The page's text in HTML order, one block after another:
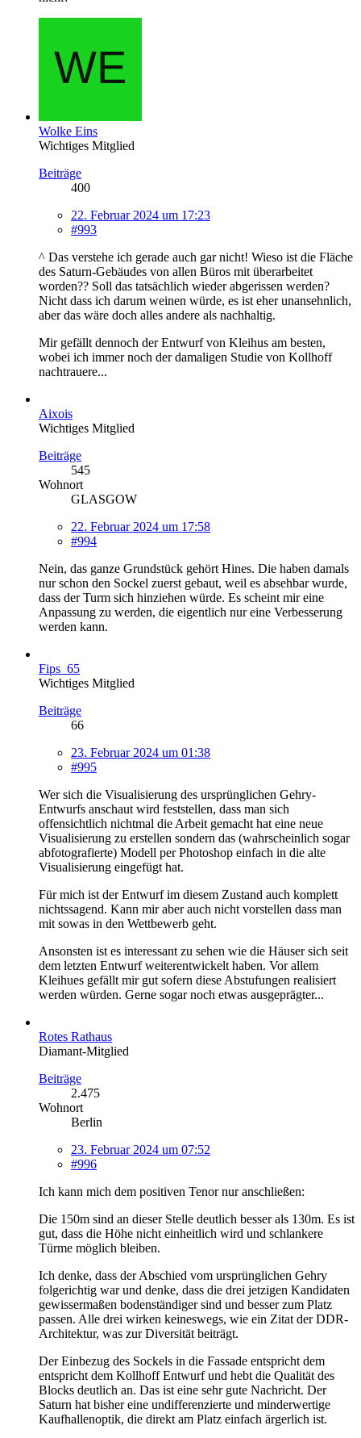
Wolke Eins
Wichtiges Mitglied
Beiträge
400
22. Februar 2024 um 17:23
#993
^ Das verstehe ich gerade auch gar nicht! Wieso ist die Fläche
des Saturn-Gebäudes von allen Büros mit überarbeitet
worden?? Soll das tatsächlich wieder abgerissen werden?
Nicht dass ich darum weinen würde, es ist eher unansehnlich,
aber das wäre doch alles andere als nachhaltig.
Mir gefällt dennoch der Entwurf von Kleihus am besten,
wobei ich immer noch der damaligen Studie von Kollhoff
nachtrauere...
Aixois
Wichtiges Mitglied
Beiträge
545
Wohnort
GLASGOW
22. Februar 2024 um 17:58
#994
Nein, das ganze Grundstück gehört Hines. Die haben damals
nur schon den Sockel zuerst gebaut, weil es absehbar wurde,
dass der Turm sich hinziehen würde. Es scheint mir eine
Anpassung zu werden, die eigentlich nur eine Verbesserung
werden kann.
Fips_65
Wichtiges Mitglied
Beiträge
66
23. Februar 2024 um 01:38
#995
Wer sich die Visualisierung des ursprünglichen Gehry-
Entwurfs anschaut wird feststellen, dass man sich
offensichtlich nichtmal die Arbeit gemacht hat eine neue
Visualisierung zu erstellen sondern das (wahrscheinlich sogar
abfotografierte) Modell per Photoshop einfach in die alte
Visualisierung eingefügt hat.
Für mich ist der Entwurf im diesem Zustand auch komplett
nichtssagend. Kann mir aber auch nicht vorstellen dass man
mit sowas in den Wettbewerb geht.
Ansonsten ist es interessant zu sehen wie die Häuser sich seit
dem letzten Entwurf weiterentwickelt haben. Vor allem
Kleihues gefällt mir gut sofern diese Abstufungen realisiert
werden würden. Gerne sogar noch etwas ausgeprägter...
Rotes Rathaus
Diamant-Mitglied
Beiträge
2.475
Wohnort
Berlin
23. Februar 2024 um 07:52
#996
Ich kann mich dem positiven Tenor nur anschließen:
Die 150m sind an dieser Stelle deutlich besser als 130m. Es ist
gut, dass die Höhe nicht einheitlich wird und schlankere
Türme möglich bleiben.
Ich denke, dass der Abschied vom ursprünglichen Gehry
folgerichtig war und denke, dass die drei jetzigen Kandidaten
gewissermaßen bodenständiger sind und besser zum Platz
passen. Alle drei wirken keineswegs, wie ein Zitat der DDR-
Architektur, was zur Diversität beiträgt.
Der Einbezug des Sockels in die Fassade entspricht dem
entspricht dem Kollhoff Entwurf und hebt die Qualität des
Blocks deutlich an. Das ist eine sehr gute Nachricht. Der
Saturn hat bisher eine undifferenzierte und minderwertige
Kaufhallenoptik, die direkt am Platz einfach ärgerlich ist.